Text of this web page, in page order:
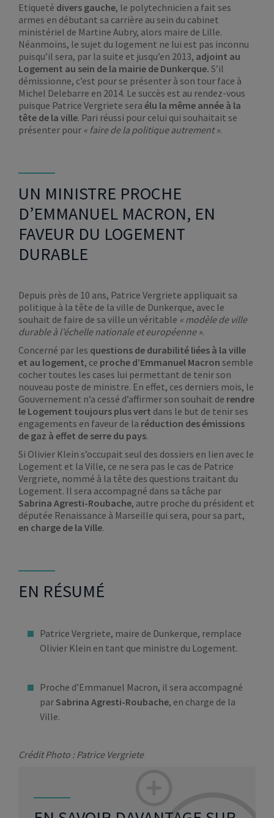
Etiqueté divers gauche, le polytechnicien a fait ses
armes en débutant sa carrière au sein du cabinet
ministériel de Martine Aubry, alors maire de Lille.
Néanmoins, le sujet du logement ne lui est pas inconnu
puisqu’il sera, par la suite et jusqu’en 2013, adjoint au
Logement au sein de la mairie de Dunkerque. S’il
démissionne, c’est pour se présenter à son tour face à
Michel Delebarre en 2014. Le succès est au rendez-vous
puisque Patrice Vergriete sera élu la même année à la
tête de la ville. Pari réussi pour celui qui souhaitait se
présenter pour « faire de la politique autrement ».
UN MINISTRE PROCHE
D’EMMANUEL MACRON, EN
FAVEUR DU LOGEMENT
DURABLE
Depuis près de 10 ans, Patrice Vergriete appliquait sa
politique à la tête de la ville de Dunkerque, avec le
souhait de faire de sa ville un véritable « modèle de ville
durable à l’échelle nationale et européenne ».
Concerné par les questions de durabilité liées à la ville
et au logement, ce proche d’Emmanuel Macron semble
cocher toutes les cases lui permettant de tenir son
nouveau poste de ministre. En effet, ces derniers mois, le
Gouvernement n’a cessé d’affirmer son souhait de rendre
le Logement toujours plus vert dans le but de tenir ses
engagements en faveur de la réduction des émissions
de gaz à effet de serre du pays.
Si Olivier Klein s’occupait seul des dossiers en lien avec le
Logement et la Ville, ce ne sera pas le cas de Patrice
Vergriete, nommé à la tête des questions traitant du
Logement. Il sera accompagné dans sa tâche par
Sabrina Agresti-Roubache, autre proche du président et
députée Renaissance à Marseille qui sera, pour sa part,
en charge de la Ville.
EN RÉSUMÉ
Patrice Vergriete, maire de Dunkerque, remplace
Olivier Klein en tant que ministre du Logement.
Proche d’Emmanuel Macron, il sera accompagné
par Sabrina Agresti-Roubache, en charge de la
Ville.
Crédit Photo : Patrice Vergriete